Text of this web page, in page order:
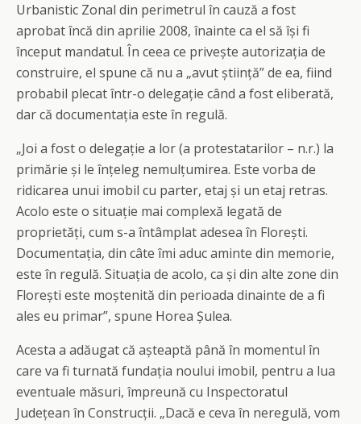
Urbanistic Zonal din perimetrul în cauză a fost
aprobat încă din aprilie 2008, înainte ca el să își fi
început mandatul. În ceea ce privește autorizația de
construire, el spune că nu a „avut știință” de ea, fiind
probabil plecat într-o delegație când a fost eliberată,
dar că documentația este în regulă.
„Joi a fost o delegație a lor (a protestatarilor – n.r.) la
primărie și le înțeleg nemulțumirea. Este vorba de
ridicarea unui imobil cu parter, etaj și un etaj retras.
Acolo este o situație mai complexă legată de
proprietăți, cum s-a întâmplat adesea în Florești.
Documentația, din câte îmi aduc aminte din memorie,
este în regulă. Situația de acolo, ca și din alte zone din
Florești este moștenită din perioada dinainte de a fi
ales eu primar”, spune Horea Șulea.
Acesta a adăugat că așteaptă până în momentul în
care va fi turnată fundația noului imobil, pentru a lua
eventuale măsuri, împreună cu Inspectoratul
Județean în Construcții. „Dacă e ceva în neregulă, vom